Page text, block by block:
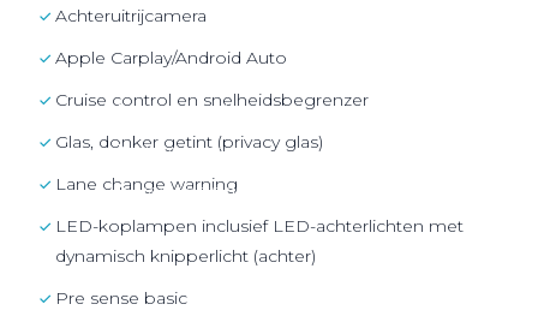
Onderhoud en kosten
Shuttel laadoplossingen
Duurzaamheid
Voordelen
Veelgestelde vragen
Achteruitrijcamera
Apple Carplay/Android Auto
Cruise control en snelheidsbegrenzer
Glas, donker getint (privacy glas)
Lane change warning
LED-koplampen inclusief LED-achterlichten met
dynamisch knipperlicht (achter)
Pre sense basic